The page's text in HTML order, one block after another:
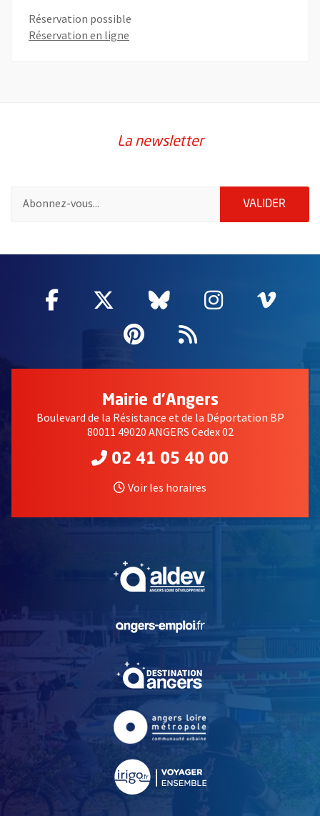
Réservation possible
Réservation en ligne
La newsletter
VALIDER
Facebook
, Ouvre une nouvelle fenêtre
Twitter
, Ouvre une nouvelle
Bluesky
, Ouvre une
Instagram
, Ouvre
,
Pinterest
, Ouvre une
Flux RSS
Mairie d'Angers
Boulevard de la Résistance et de la Déportation BP
80011 49020 ANGERS Cedex 02
02 41 05 40 00
Voir les horaires
, Ouvre une nouvelle
, Ouvre une nouvelle